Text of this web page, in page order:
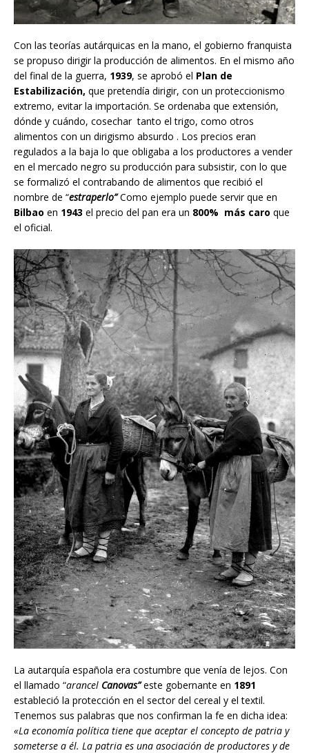
Con las teorías autárquicas en la mano, el gobierno franquista
se propuso dirigir la producción de alimentos. En el mismo año
del final de la guerra, 1939, se aprobó el Plan de
Estabilización, que pretendía dirigir, con un proteccionismo
extremo, evitar la importación. Se ordenaba que extensión,
dónde y cuándo, cosechar tanto el trigo, como otros
alimentos con un dirigismo absurdo . Los precios eran
regulados a la baja lo que obligaba a los productores a vender
en el mercado negro su producción para subsistir, con lo que
se formalizó el contrabando de alimentos que recibió el
nombre de “estraperlo”Como ejemplo puede servir que en
Bilbao en 1943 el precio del pan era un 800% más caro que
el oficial.
La autarquía española era costumbre que venía de lejos. Con
el llamado “arancel Canovas”este gobernante en 1891
estableció la protección en el sector del cereal y el textil.
Tenemos sus palabras que nos confirman la fe en dicha idea:
«La economía política tiene que aceptar el concepto de patria y
someterse a él. La patria es una asociación de productores y de